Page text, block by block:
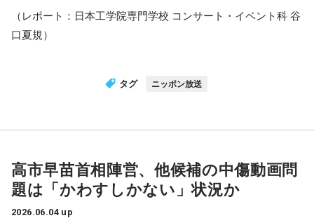
（レポート：日本工学院専門学校 コンサート・イベント科 谷
口夏規）
タグ ニッポン放送
高市早苗首相陣営、他候補の中傷動画問
題は「かわすしかない」状況か
2026.06.04 up